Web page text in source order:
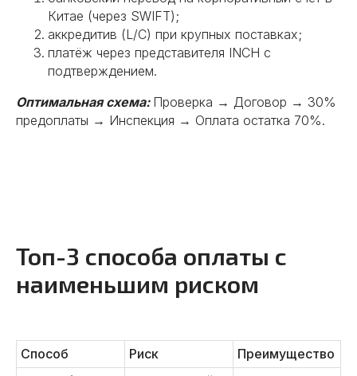
Китае (через SWIFT);
аккредитив (L/C) при крупных поставках;
платёж через представителя INCH с
подтверждением.
Оптимальная схема: Проверка → Договор → 30%
предоплаты → Инспекция → Оплата остатка 70%.
Топ-3 способа оплаты с
наименьшим риском
Способ Риск
Преимущество